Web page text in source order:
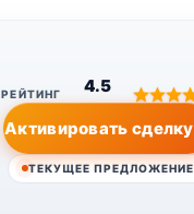
РЕЙТИНГ 4.5
Активировать сделку
ТЕКУЩЕЕ ПРЕДЛОЖЕНИЕ